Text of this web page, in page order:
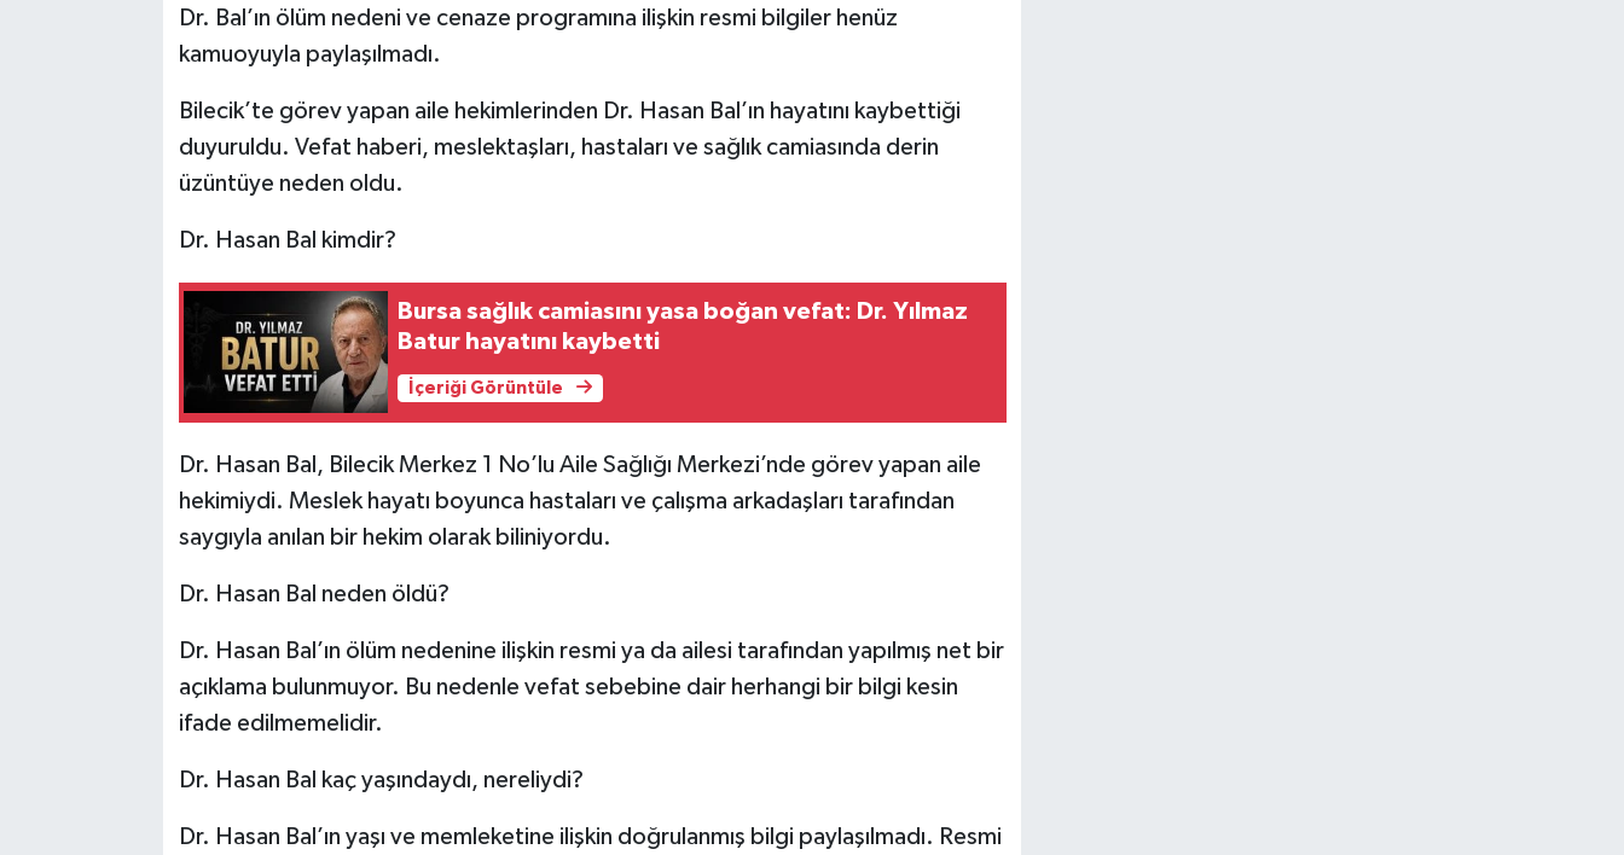
Dr. Bal’ın ölüm nedeni ve cenaze programına ilişkin resmi bilgiler henüz
kamuoyuyla paylaşılmadı.
Bilecik’te görev yapan aile hekimlerinden Dr. Hasan Bal’ın hayatını kaybettiği
duyuruldu. Vefat haberi, meslektaşları, hastaları ve sağlık camiasında derin
üzüntüye neden oldu.
Dr. Hasan Bal kimdir?
Bursa sağlık camiasını yasa boğan vefat: Dr. Yılmaz
Batur hayatını kaybetti
İçeriği Görüntüle
Dr. Hasan Bal, Bilecik Merkez 1 No’lu Aile Sağlığı Merkezi’nde görev yapan aile
hekimiydi. Meslek hayatı boyunca hastaları ve çalışma arkadaşları tarafından
saygıyla anılan bir hekim olarak biliniyordu.
Dr. Hasan Bal neden öldü?
Dr. Hasan Bal’ın ölüm nedenine ilişkin resmi ya da ailesi tarafından yapılmış net bir
açıklama bulunmuyor. Bu nedenle vefat sebebine dair herhangi bir bilgi kesin
ifade edilmemelidir.
Dr. Hasan Bal kaç yaşındaydı, nereliydi?
Dr. Hasan Bal’ın yaşı ve memleketine ilişkin doğrulanmış bilgi paylaşılmadı. Resmi